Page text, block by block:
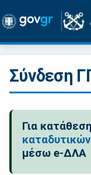
Σύνδεση
Για
μέσω e-ΔΛΑ